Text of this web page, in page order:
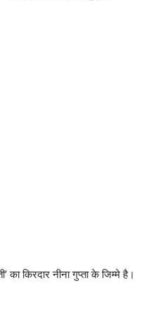
का किरदार नीना गुप्ता के जिम्मे है।